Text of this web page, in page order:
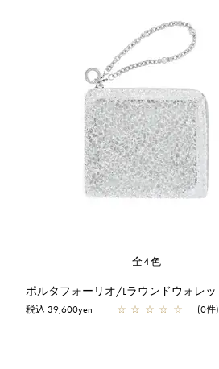
全4色
税込 39,600yen ☆ ☆ ☆ ☆ ☆ (0件)